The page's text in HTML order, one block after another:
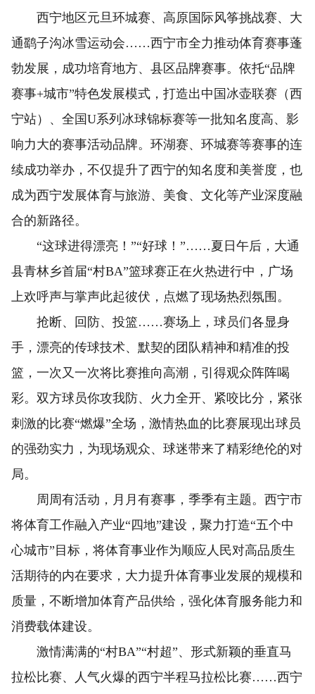
西宁地区元旦环城赛、高原国际风筝挑战赛、大
通鹞子沟冰雪运动会……西宁市全力推动体育赛事蓬
勃发展，成功培育地方、县区品牌赛事。依托“品牌
赛事+城市”特色发展模式，打造出中国冰壶联赛（西
宁站）、全国U系列冰球锦标赛等一批知名度高、影
响力大的赛事活动品牌。环湖赛、环城赛等赛事的连
续成功举办，不仅提升了西宁的知名度和美誉度，也
成为西宁发展体育与旅游、美食、文化等产业深度融
合的新路径。
“这球进得漂亮！”“好球！”……夏日午后，大通
县青林乡首届“村BA”篮球赛正在火热进行中，广场
上欢呼声与掌声此起彼伏，点燃了现场热烈氛围。
抢断、回防、投篮……赛场上，球员们各显身
手，漂亮的传球技术、默契的团队精神和精准的投
篮，一次又一次将比赛推向高潮，引得观众阵阵喝
彩。双方球员你攻我防、火力全开、紧咬比分，紧张
刺激的比赛“燃爆”全场，激情热血的比赛展现出球员
的强劲实力，为现场观众、球迷带来了精彩绝伦的对
局。
周周有活动，月月有赛事，季季有主题。西宁市
将体育工作融入产业“四地”建设，聚力打造“五个中
心城市”目标，将体育事业作为顺应人民对高品质生
活期待的内在要求，大力提升体育事业发展的规模和
质量，不断增加体育产品供给，强化体育服务能力和
消费载体建设。
激情满满的“村BA”“村超”、形式新颖的垂直马
拉松比赛、人气火爆的西宁半程马拉松比赛……西宁